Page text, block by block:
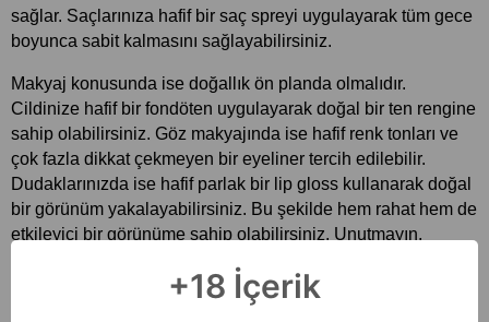
sağlar. Saçlarınıza hafif bir saç spreyi uygulayarak tüm gece
boyunca sabit kalmasını sağlayabilirsiniz.
Makyaj konusunda ise doğallık ön planda olmalıdır.
Cildinize hafif bir fondöten uygulayarak doğal bir ten rengine
sahip olabilirsiniz. Göz makyajında ise hafif renk tonları ve
çok fazla dikkat çekmeyen bir eyeliner tercih edilebilir.
Dudaklarınızda ise hafif parlak bir lip gloss kullanarak doğal
bir görünüm yakalayabilirsiniz. Bu şekilde hem rahat hem de
etkileyici bir görünüme sahip olabilirsiniz. Unutmayın,
sabitleyici bir sprey kullanmak oldukça önemlidir.
+18 İçerik